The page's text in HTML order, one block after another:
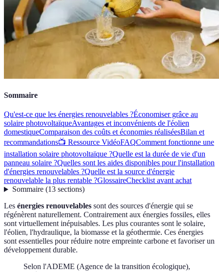
Sommaire
Qu'est-ce que les énergies renouvelables ?Économiser grâce au
solaire photovoltaïqueAvantages et inconvénients de l'éolien
domestiqueComparaison des coûts et économies réaliséesBilan et
recommandations📺 Ressource VidéoFAQComment fonctionne une
installation solaire photovoltaïque ?Quelle est la durée de vie d'un
panneau solaire ?Quelles sont les aides disponibles pour l'installation
d'énergies renouvelables ?Quelle est la source d'énergie
renouvelable la plus rentable ?GlossaireChecklist avant achat
Sommaire(13 sections)
Les énergies renouvelables sont des sources d'énergie qui se
régénèrent naturellement. Contrairement aux énergies fossiles, elles
sont virtuellement inépuisables. Les plus courantes sont le solaire,
l'éolien, l'hydraulique, la biomasse et la géothermie. Ces énergies
sont essentielles pour réduire notre empreinte carbone et favoriser un
développement durable.
Selon l'ADEME (Agence de la transition écologique),